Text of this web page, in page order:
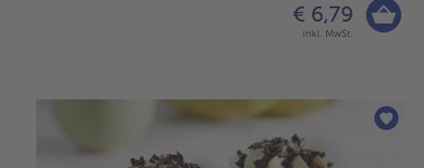
€ 6,79
inkl. MwSt.